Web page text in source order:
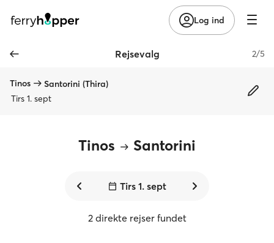
Log ind
Rejsevalg 2/5
Tinos
Santorini (Thira)
Tirs 1. sept
Tinos Santorini
Tirs 1. sept
2 direkte rejser fundet